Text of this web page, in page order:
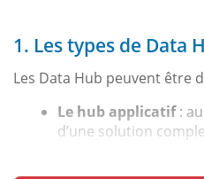
1. Les types de Data
Les Data Hub peuvent être
Le hub applicatif:
d’une solution